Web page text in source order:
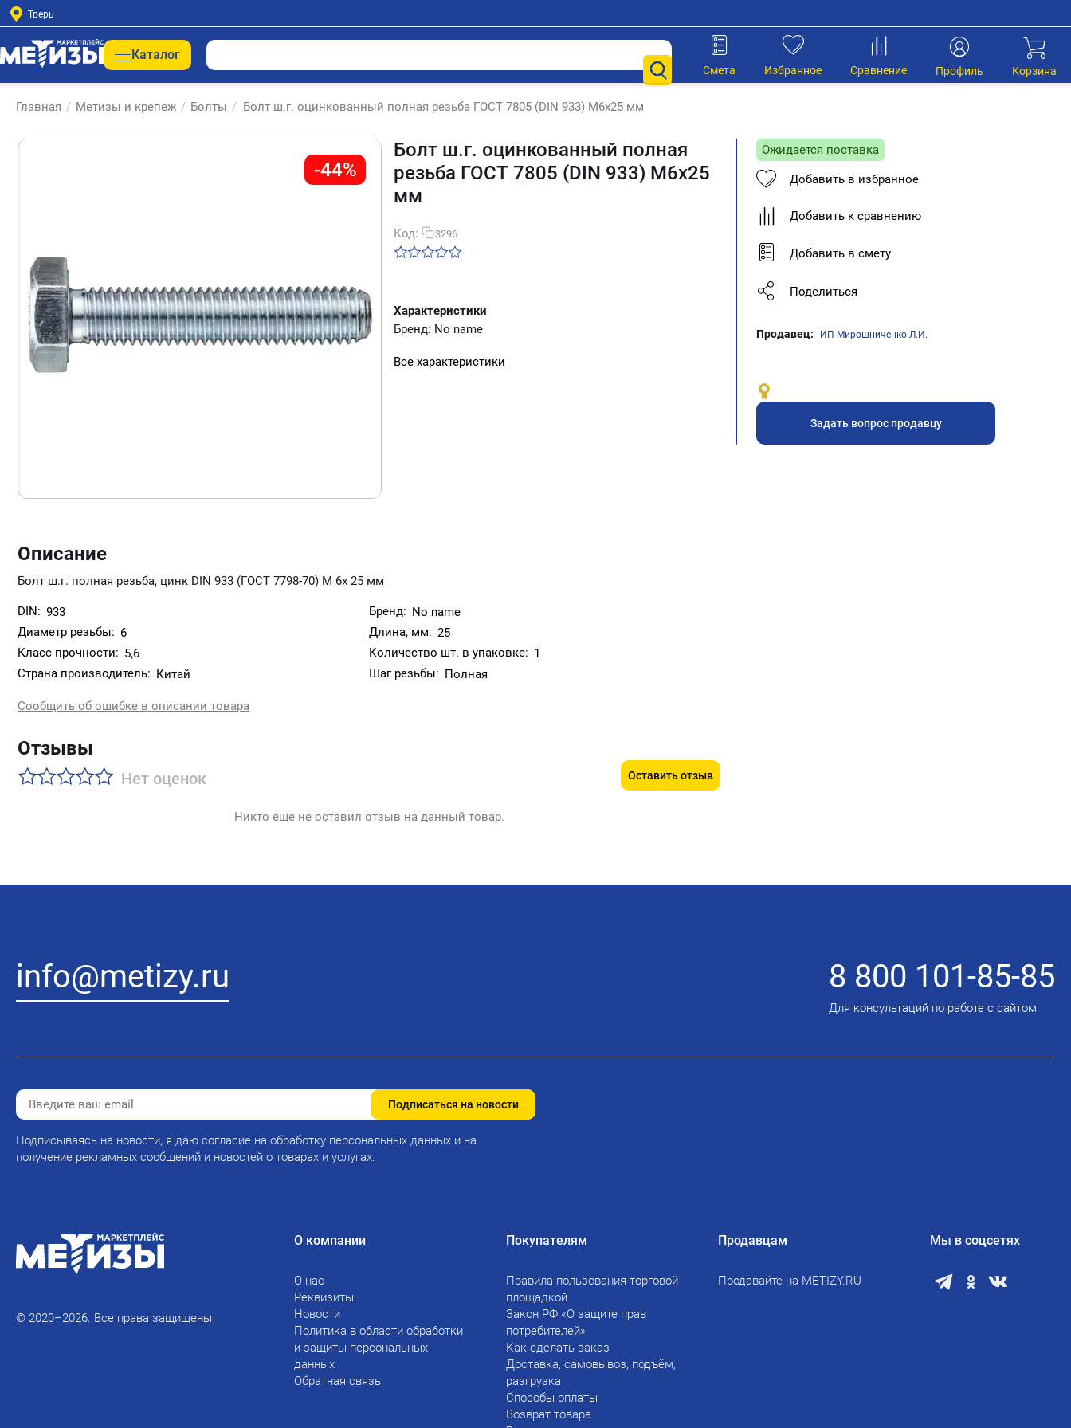
Тверь
Каталог
Корзина
Профиль
Сравнение
Избранное
Смета
Главная / Метизы и крепеж / Болты / Болт ш.г. оцинкованный полная резьба ГОСТ 7805 (DIN 933) М6х25 мм
-44%
Болт ш.г. оцинкованный полная
резьба ГОСТ 7805 (DIN 933) М6х25
мм
Код: 3296
Характеристики
Бренд: No name
Все характеристики
Описание
Болт ш.г. полная резьба, цинк DIN 933 (ГОСТ 7798-70) М 6х 25 мм
DIN: 933 Бренд: No name
Диаметр резьбы: 6 Длина, мм: 25
Класс прочности: 5,6 Количество шт. в упаковке: 1
Страна производитель: Китай Шаг резьбы: Полная
Сообщить об ошибке в описании товара
Отзывы
Нет оценок Оставить отзыв
Никто еще не оставил отзыв на данный товар.
Ожидается поставка
Добавить в избранное
Добавить к сравнению
Добавить в смету
Поделиться
Продавец: ИП Мирошниченко Л.И.
Задать вопрос продавцу
info@metizy.ru 8 800 101-85-85
Для консультаций по работе с сайтом
Подписаться на новости
Подписываясь на новости, я даю согласие на обработку персональных данных и на
получение рекламных сообщений и новостей о товарах и услугах.
© 2020–2026. Все права защищены
О компании
О нас
Реквизиты
Новости
Политика в области обработки
и защиты персональных
данных
Обратная связь
Покупателям
Правила пользования торговой
площадкой
Закон РФ «О защите прав
потребителей»
Как сделать заказ
Доставка, самовывоз, подъём,
разгрузка
Способы оплаты
Возврат товара
Продавцам
Продавайте на METIZY.RU
Мы в соцсетях